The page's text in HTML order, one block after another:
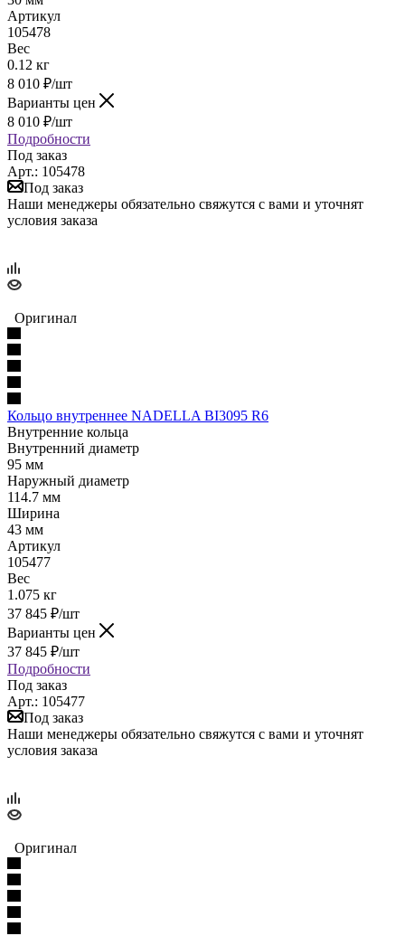
Артикул
105478
Вес
0.12 кг
8 010 ₽/шт
Варианты цен
8 010 ₽/шт
Подробности
Под заказ
Арт.: 105478
Под заказ
Наши менеджеры обязательно свяжутся с вами и уточнят
условия заказа
Оригинал
Кольцо внутреннее NADELLA BI3095 R6
Внутренние кольца
Внутренний диаметр
95 мм
Наружный диаметр
114.7 мм
Ширина
43 мм
Артикул
105477
Вес
1.075 кг
37 845 ₽/шт
Варианты цен
37 845 ₽/шт
Подробности
Под заказ
Арт.: 105477
Под заказ
Наши менеджеры обязательно свяжутся с вами и уточнят
условия заказа
Оригинал